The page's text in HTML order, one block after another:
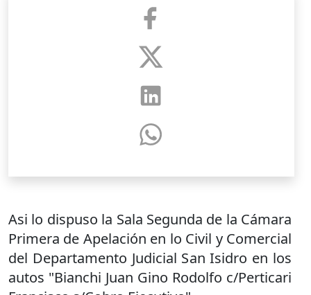
Asi lo dispuso la Sala Segunda de la Cámara
Primera de Apelación en lo Civil y Comercial
del Departamento Judicial San Isidro en los
autos "Bianchi Juan Gino Rodolfo c/Perticari